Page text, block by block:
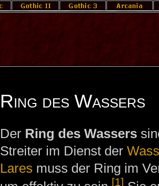
Ring des Wassers
Der Ring des Wassers
Streiter im Dienst der
Lares muss der Ring im
[1]